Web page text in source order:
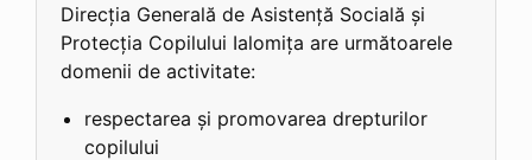
Direcția Generală de Asistență Socială și
Protecția Copilului Ialomița are următoarele
domenii de activitate:
respectarea și promovarea drepturilor
copilului